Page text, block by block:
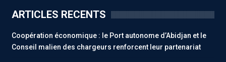
ARTICLES RECENTS
Coopération économique : le Port autonome d’Abidjan et le
Conseil malien des chargeurs renforcent leur partenariat